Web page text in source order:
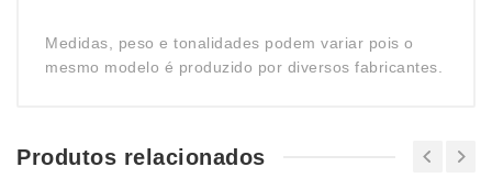
Medidas, peso e tonalidades podem variar pois o
mesmo modelo é produzido por diversos fabricantes.
Produtos relacionados